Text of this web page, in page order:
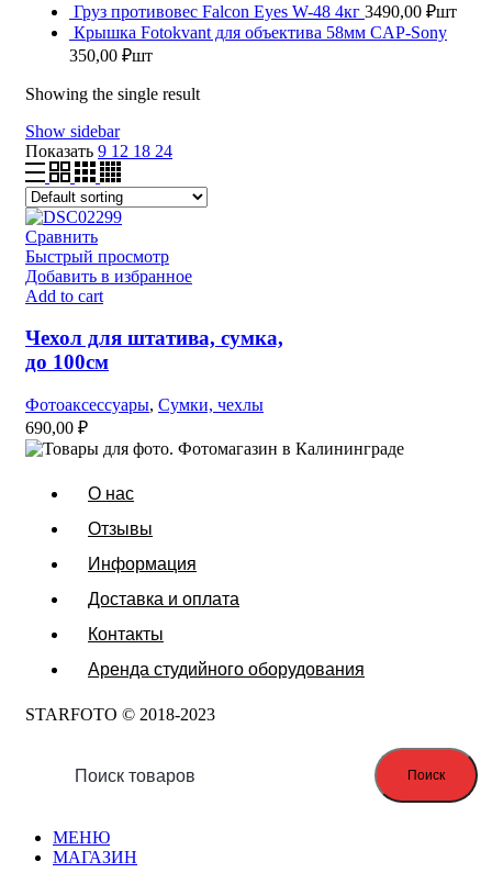
Груз противовес Falcon Eyes W-48 4кг 3490,00 ₽шт
Крышка Fotokvant для объектива 58мм CAP-Sony
350,00 ₽шт
Showing the single result
Show sidebar
Показать 9 12 18 24
Сравнить
Быстрый просмотр
Добавить в избранное
Add to cart
Чехол для штатива, сумка,
до 100см
Фотоаксессуары, Сумки, чехлы
690,00 ₽
О нас
Отзывы
Информация
Доставка и оплата
Контакты
Аренда студийного оборудования
STARFOTO © 2018-2023
Поиск
МЕНЮ
МАГАЗИН